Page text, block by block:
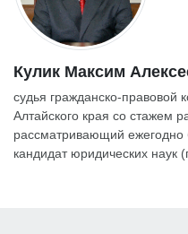
Кулик Максим
судья гражданско-правовой
Алтайского края со стажем
рассматривающий ежегодно
кандидат юридических наук